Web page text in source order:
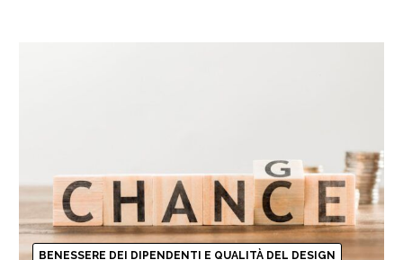
BENESSERE DEI DIPENDENTI E QUALITÀ DEL DESIGN